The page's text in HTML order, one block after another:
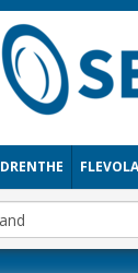
DRENTHE